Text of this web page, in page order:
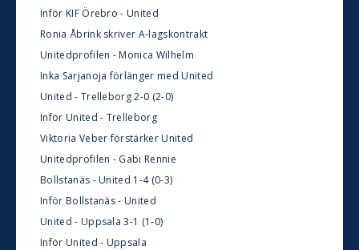
Inför KIF Örebro - United
Ronia Åbrink skriver A-lagskontrakt
Unitedprofilen - Monica Wilhelm
Inka Sarjanoja förlänger med United
United - Trelleborg 2-0 (2-0)
Inför United - Trelleborg
Viktoria Veber förstärker United
Unitedprofilen - Gabi Rennie
Bollstanäs - United 1-4 (0-3)
Inför Bollstanäs - United
United - Uppsala 3-1 (1-0)
Inför United - Uppsala